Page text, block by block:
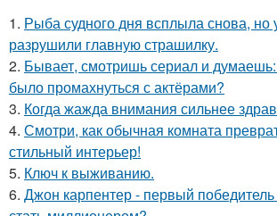
1. Рыба судного дня всплыла снова, но
разрушили главную страшилку.
2. Бывает, смотришь сериал и
было промахнуться с актёрами?
3. Когда жажда внимания сильнее
4. Смотри, как обычная комната
стильный интерьер!
5. Ключ к выживанию.
6. Джон карпентер - первый победитель